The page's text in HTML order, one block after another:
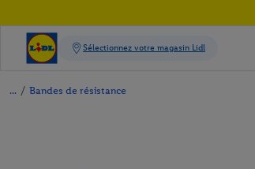
/ Bandes de résistance